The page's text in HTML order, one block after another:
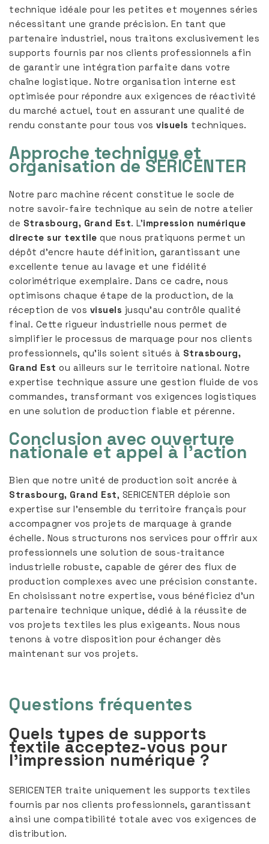
technique idéale pour les petites et moyennes séries
nécessitant une grande précision. En tant que
partenaire industriel, nous traitons exclusivement les
supports fournis par nos clients professionnels afin
de garantir une intégration parfaite dans votre
chaîne logistique. Notre organisation interne est
optimisée pour répondre aux exigences de réactivité
du marché actuel, tout en assurant une qualité de
rendu constante pour tous vos visuels techniques.
Approche technique et
organisation de SERICENTER
Notre parc machine récent constitue le socle de
notre savoir-faire technique au sein de notre atelier
de Strasbourg, Grand Est. L’impression numérique
directe sur textile que nous pratiquons permet un
dépôt d’encre haute définition, garantissant une
excellente tenue au lavage et une fidélité
colorimétrique exemplaire. Dans ce cadre, nous
optimisons chaque étape de la production, de la
réception de vos visuels jusqu’au contrôle qualité
final. Cette rigueur industrielle nous permet de
simplifier le processus de marquage pour nos clients
professionnels, qu’ils soient situés à Strasbourg,
Grand Est ou ailleurs sur le territoire national. Notre
expertise technique assure une gestion fluide de vos
commandes, transformant vos exigences logistiques
en une solution de production fiable et pérenne.
Conclusion avec ouverture
nationale et appel à l’action
Bien que notre unité de production soit ancrée à
Strasbourg, Grand Est, SERICENTER déploie son
expertise sur l’ensemble du territoire français pour
accompagner vos projets de marquage à grande
échelle. Nous structurons nos services pour offrir aux
professionnels une solution de sous-traitance
industrielle robuste, capable de gérer des flux de
production complexes avec une précision constante.
En choisissant notre expertise, vous bénéficiez d’un
partenaire technique unique, dédié à la réussite de
vos projets textiles les plus exigeants. Nous nous
tenons à votre disposition pour échanger dès
maintenant sur vos projets.
Questions fréquentes
Quels types de supports
textile acceptez-vous pour
l'impression numérique ?
SERICENTER traite uniquement les supports textiles
fournis par nos clients professionnels, garantissant
ainsi une compatibilité totale avec vos exigences de
distribution.